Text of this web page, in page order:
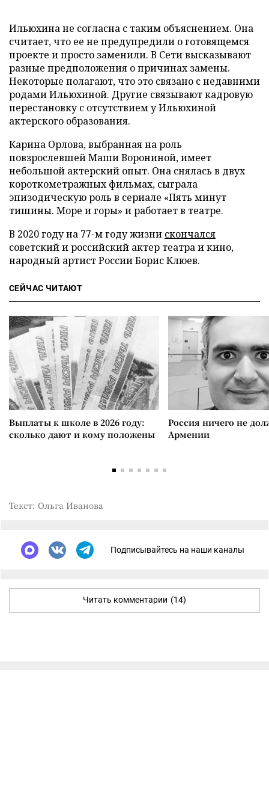
Ильюхина не согласна с таким объяснением. Она
считает, что ее не предупредили о готовящемся
проекте и просто заменили. В Сети высказывают
разные предположения о причинах замены.
Некоторые полагают, что это связано с недавними
родами Ильюхиной. Другие связывают кадровую
перестановку с отсутствием у Ильюхиной
актерского образования.
Карина Орлова, выбранная на роль
повзрослевшей Маши Ворониной, имеет
небольшой актерский опыт. Она снялась в двух
короткометражных фильмах, сыграла
эпизодическую роль в сериале «Пять минут
тишины. Море и горы» и работает в театре.
В 2020 году на 77-м году жизни скончался
советский и российский актер театра и кино,
народный артист России Борис Клюев.
СЕЙЧАС ЧИТАЮТ
Выплаты к школе в 2026 году:
сколько дают и кому положены
Россия ничего не
Армении
Текст: Ольга Иванова
Подписывайтесь на наши каналы
Читать комментарии (14)